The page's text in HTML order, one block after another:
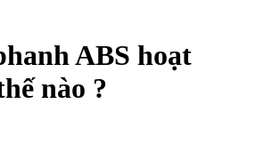
ABS hoạt
nào ?